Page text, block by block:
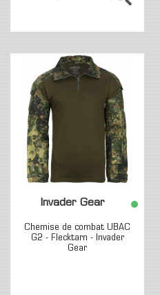
Invader Gear
Chemise de combat UBAC
G2 - Flecktarn - Invader
Gear